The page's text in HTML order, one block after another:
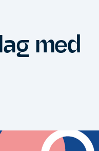
med